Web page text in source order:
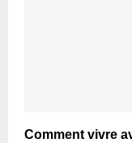
Comment vivre